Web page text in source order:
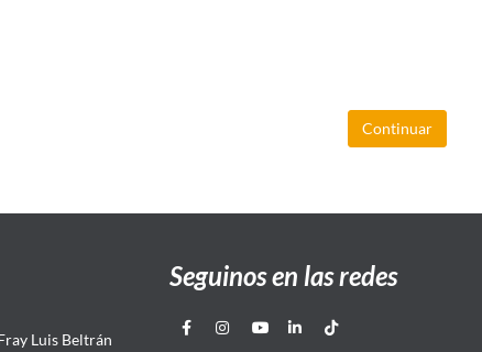
Continuar
Luis Beltrán
Seguinos en las redes